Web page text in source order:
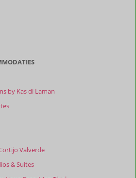
by Kas di Laman
Valverde
& Suites